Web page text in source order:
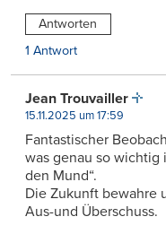
Antworten
1 Antwort
Jean Trouvailler
15.11.2025 um 17:59
Fantastischer
was genau so wichtig
den Mund“.
Die Zukunft bewahre
Aus-und Überschuss.